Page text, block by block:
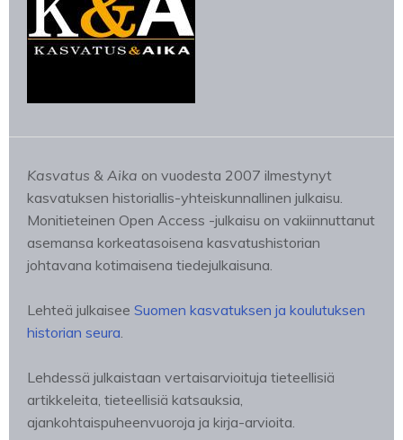
Kasvatus & Aika on vuodesta 2007 ilmestynyt
kasvatuksen historiallis-yhteiskunnallinen julkaisu.
Monitieteinen Open Access -julkaisu on vakiinnuttanut
asemansa korkeatasoisena kasvatushistorian
johtavana kotimaisena tiedejulkaisuna.
Lehteä julkaisee Suomen kasvatuksen ja koulutuksen
historian seura.
Lehdessä julkaistaan vertaisarvioituja tieteellisiä
artikkeleita, tieteellisiä katsauksia,
ajankohtaispuheenvuoroja ja kirja-arvioita.